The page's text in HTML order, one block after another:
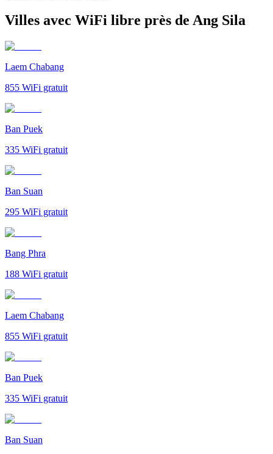
Villes avec WiFi libre près de Ang Sila
Laem Chabang
855 WiFi gratuit
Ban Puek
335 WiFi gratuit
Ban Suan
295 WiFi gratuit
Bang Phra
188 WiFi gratuit
Laem Chabang
855 WiFi gratuit
Ban Puek
335 WiFi gratuit
Ban Suan